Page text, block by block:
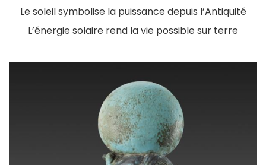
Le soleil symbolise la puissance depuis l’Antiquité
L’énergie solaire rend la vie possible sur terre